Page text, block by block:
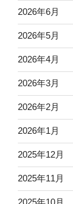
2026年6月
2026年5月
2026年4月
2026年3月
2026年2月
2026年1月
2025年12月
2025年11月